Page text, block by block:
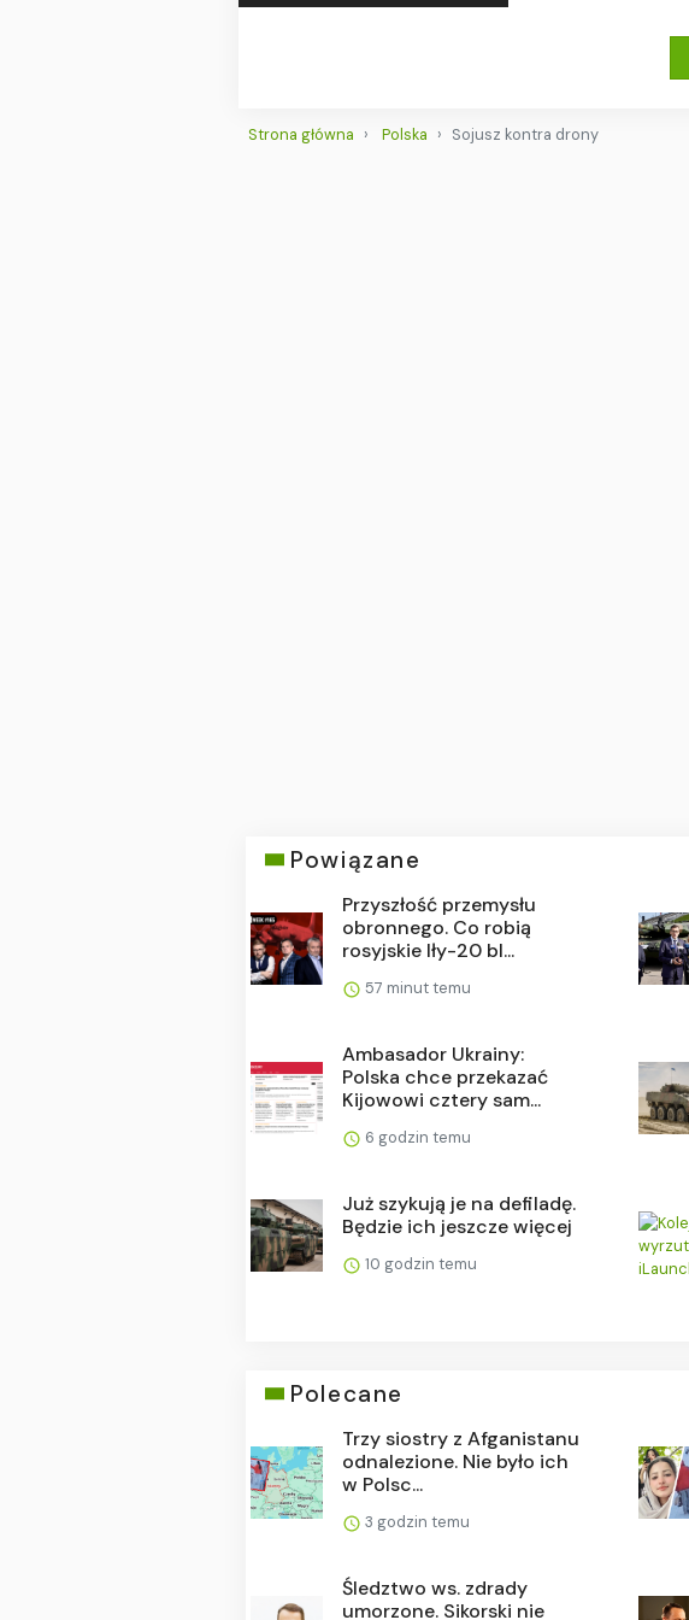
Strona główna Polska Sojusz kontra drony
Powiązane
Przyszłość przemysłu
obronnego. Co robią
rosyjskie Iły-20 bl...
57 minut temu
Ambasador Ukrainy:
Polska chce przekazać
Kijowowi cztery sam...
6 godzin temu
Już szykują je na defiladę.
Będzie ich jeszcze więcej
10 godzin temu
Polecane
Trzy siostry z Afganistanu
odnalezione. Nie było ich
w Polsc...
3 godzin temu
Śledztwo ws. zdrady
umorzone. Sikorski nie